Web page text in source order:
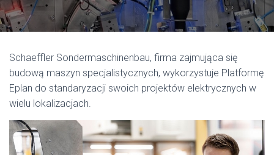
Ę
Schaeffler Sondermaschinenbau, firma zajmująca się
budową maszyn specjalistycznych, wykorzystuje Platformę
Eplan do standaryzacji swoich projektów elektrycznych w
wielu lokalizacjach.